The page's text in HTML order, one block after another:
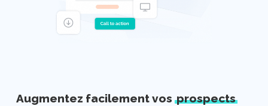
Augmentez facilement vos prospects